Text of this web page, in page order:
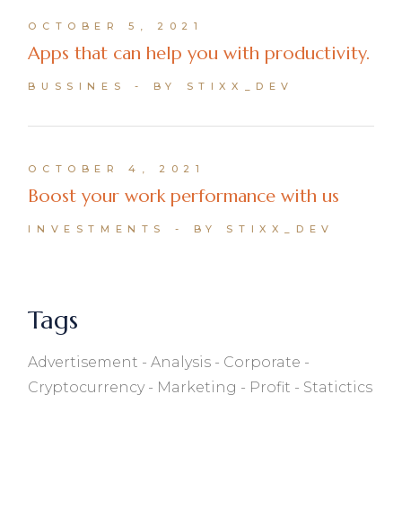
OCTOBER 5, 2021
Apps that can help you with productivity.
BUSSINES BY STIXX_DEV
OCTOBER 4, 2021
Boost your work performance with us
INVESTMENTS BY STIXX_DEV
Tags
Advertisement Analysis
Corporate
Cryptocurrency
Marketing Profit Statictics